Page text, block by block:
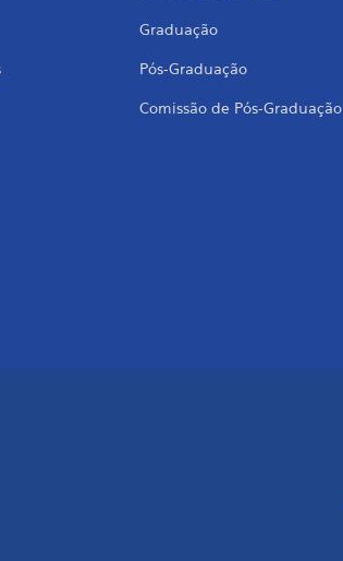
Graduação
Pós-Graduação
Comissão de Pós-Graduação